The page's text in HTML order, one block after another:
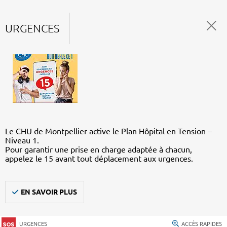
URGENCES
Le CHU de Montpellier active le Plan Hôpital en Tension –
Niveau 1.
Pour garantir une prise en charge adaptée à chacun,
appelez le 15 avant tout déplacement aux urgences.
EN SAVOIR PLUS
URGENCES ACCÈS RAPIDES